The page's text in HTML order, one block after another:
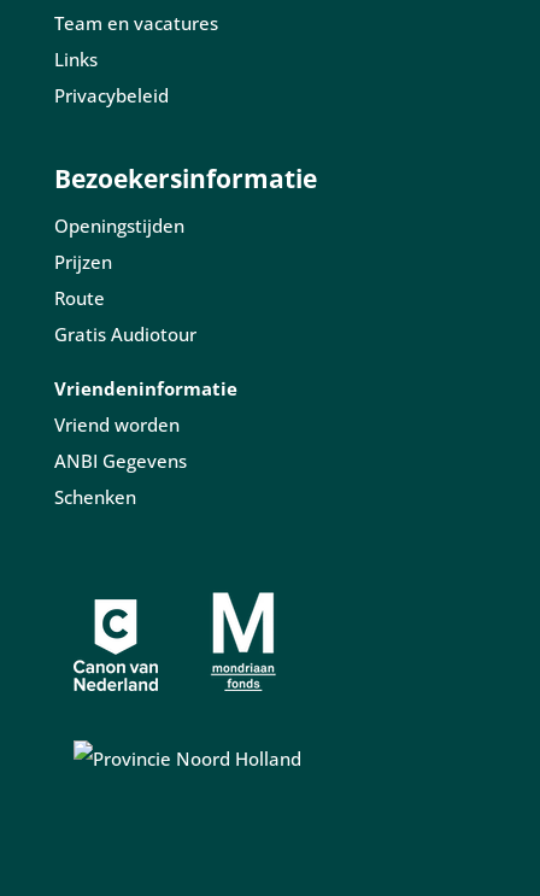
Team en vacatures
Links
Privacybeleid
Bezoekersinformatie
Openingstijden
Prijzen
Route
Gratis Audiotour
Vriendeninformatie
Vriend worden
ANBI Gegevens
Schenken